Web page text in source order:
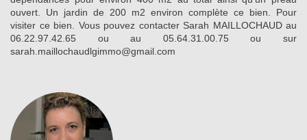
ouvert. Un jardin de 200 m2 environ complète ce bien. Pour
visiter ce bien. Vous pouvez contacter Sarah MAILLOCHAUD au
06.22.97.42.65 ou au 05.64.31.00.75 ou sur
sarah.maillochaudlgimmo@gmail.com